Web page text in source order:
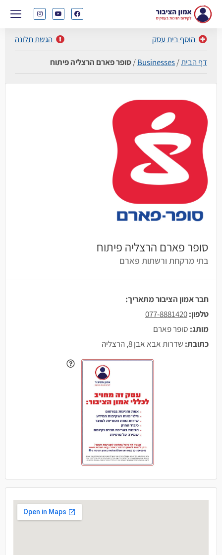
הוסף בית עסק הגשת תלונה
דף הבית/
Businesses
/סופר פארם הרצליה פיתוח
סופר פארם הרצליה פיתוח
בתי מרקחת ורשתות פארם
חבר אמון הציבור מתאריך:
טלפון:077-8881420
מותג: סופר פארם
כתובת: שדרות אבא אבן 8, הרצליה